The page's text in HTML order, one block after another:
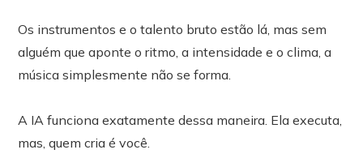
Os instrumentos e o talento bruto estão lá, mas sem
alguém que aponte o ritmo, a intensidade e o clima, a
música simplesmente não se forma.
A IA funciona exatamente dessa maneira. Ela executa,
mas, quem cria é você.